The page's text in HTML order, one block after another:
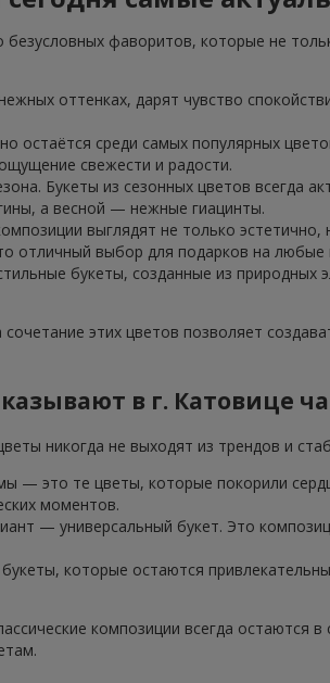
фаворитов, которые не
оттенках, дарят чувство
остаётся среди самых популярных
свежести и радости.
Букеты из сезонных цветов всегда
а весной — нежные гиацинты.
выглядят не только
отличный выбор для подарков на любые
букеты, созданные из природных
этих цветов позволяет
в г. Катовице
никогда не выходят из трендов и
— это те цветы, которые покорили
моментов.
— универсальный букет. Это
которые остаются
композиции всегда остаются